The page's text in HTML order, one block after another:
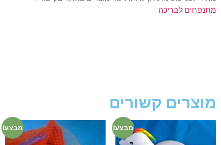
מתנפחים לבריכה
מוצרים קשורים
מבצע! מבצע!